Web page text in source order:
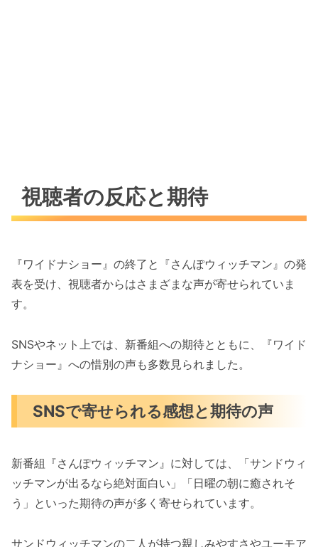
視聴者の反応と期待
『ワイドナショー』の終了と『さんぽウィッチマン』の発
表を受け、視聴者からはさまざまな声が寄せられていま
す。
SNSやネット上では、新番組への期待とともに、『ワイド
ナショー』への惜別の声も多数見られました。
SNSで寄せられる感想と期待の声
新番組『さんぽウィッチマン』に対しては、「サンドウィ
ッチマンが出るなら絶対面白い」「日曜の朝に癒されそ
う」といった期待の声が多く寄せられています。
サンドウィッチマンの二人が持つ親しみやすさやユーモア